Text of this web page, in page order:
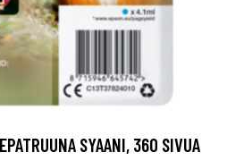
SYAANI, 360 SIVUA